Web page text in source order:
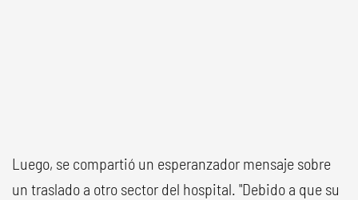
Luego, se compartió un esperanzador mensaje sobre
un traslado a otro sector del hospital. "Debido a que su